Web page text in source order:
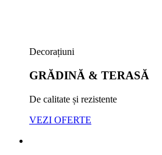
Decorațiuni
GRĂDINĂ & TERASĂ
De calitate și rezistente
VEZI OFERTE